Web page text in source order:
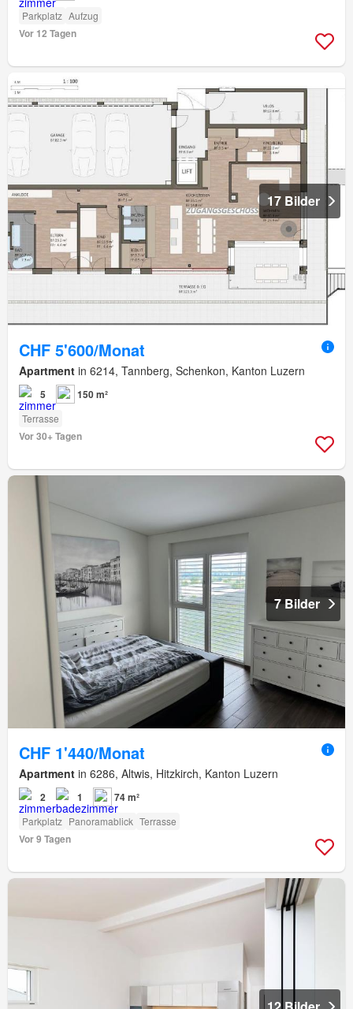
Parkplatz Aufzug
Vor 12 Tagen
17 Bilder
CHF 5'600/Monat
Apartment in 6214, Tannberg, Schenkon, Kanton Luzern
5 150 m²
Terrasse
Vor 30+ Tagen
7 Bilder
CHF 1'440/Monat
Apartment in 6286, Altwis, Hitzkirch, Kanton Luzern
2 1 74 m²
Parkplatz Panoramablick Terrasse
Vor 9 Tagen